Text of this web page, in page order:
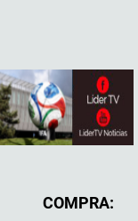
COMPRA: